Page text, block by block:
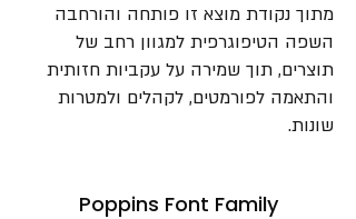
מתוך נקודת מוצא זו פותחה והורחבה
השפה הטיפוגרפית למגוון רחב של
תוצרים, תוך שמירה על עקביות חזותית
והתאמה לפורמטים, לקהלים ולמטרות
שונות.
Poppins Font Family